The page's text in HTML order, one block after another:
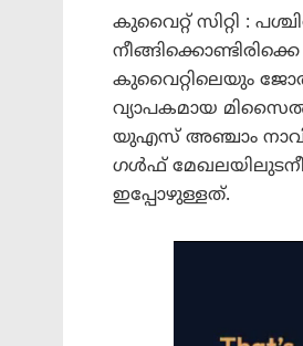
കുവൈറ്റ് സിറ്റി :
കുവൈറ്റിലെയും
വ്യാപകമായ
യുഎസ് അഞ്ചാം
ഗൾഫ്
ഇപ്പോഴുള്ളത്.